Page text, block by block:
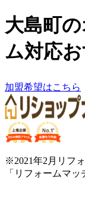
大島町
ム対応
加盟希望はこちら
※2021年2月リフ
「リフォームマ